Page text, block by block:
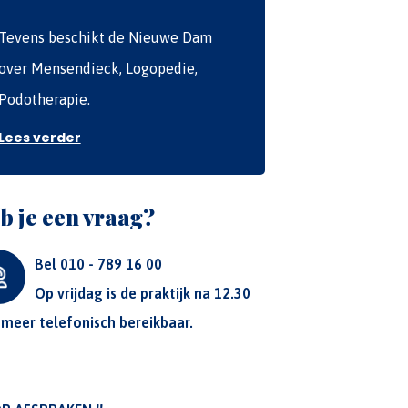
Tevens beschikt de Nieuwe Dam
Mensendieck, Logopedie,
Podotherapie.
Lees verder
je een vraag?
Bel 010 - 789 16 00
Op vrijdag is de praktijk na 12.30
telefonisch bereikbaar.